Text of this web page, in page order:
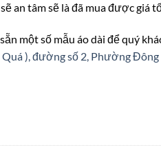
an tâm sẽ là đã mua được giá
một số mẫu áo dài để quý
), đường số 2, Phường